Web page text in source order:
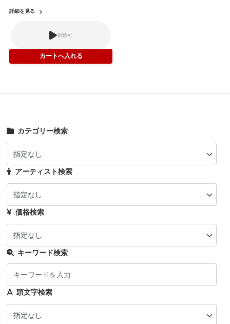
詳細を見る
視聴可
カテゴリー検索
アーティスト検索
価格検索
キーワード検索
頭文字検索